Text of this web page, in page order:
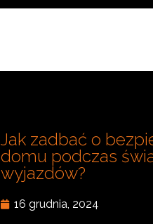
Jak zadbać o
domu podczas
wyjazdów?
16 grudnia, 2024